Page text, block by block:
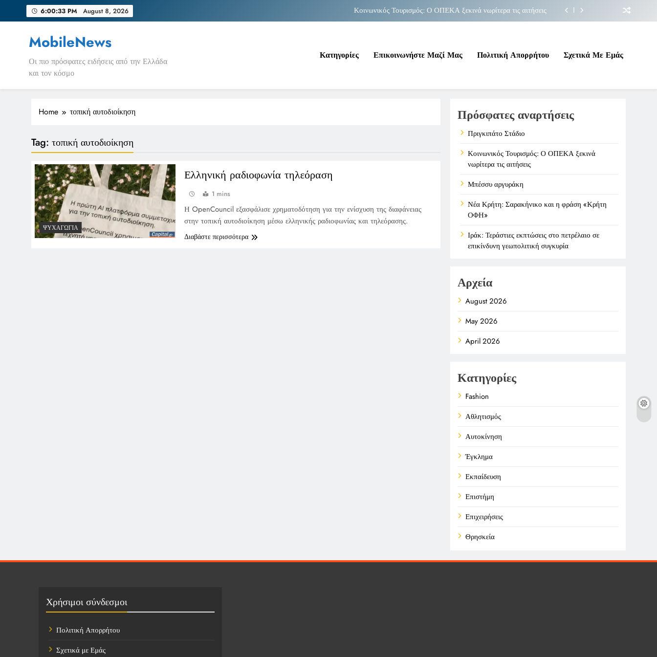
6:00:33 PM August 8, 2026
Κοινωνικός Τουρισμός: Ο ΟΠΕΚΑ ξεκινά νωρίτερα τις αιτήσεις
Νέα Κρήτη: Σαρακήνικο και η φράση «Κρήτη ΟΦΗ»
Κοινωνικός Τουρισμός: Ο ΟΠΕΚΑ ξεκινά νωρίτερα τις αιτήσεις
Μπέσσυ αργυράκη
Νέα Κρήτη: Σαρακήνικο και η φράση «Κρήτη ΟΦΗ»
MobileNews
Οι πιο πρόσφατες ειδήσεις από την Ελλάδα
και τον κόσμο
Κατηγορίες Επικοινωνήστε Μαζί Μας Πολιτική Απορρήτου Σχετικά Με Εμάς
Home τοπική αυτοδιοίκηση
Tag: τοπική αυτοδιοίκηση
ΨΥΧΑΓΩΓΊΑ
Ελληνική ραδιοφωνία τηλεόραση
1 mins
Η OpenCouncil εξασφάλισε χρηματοδότηση για την ενίσχυση της διαφάνειας
στην τοπική αυτοδιοίκηση μέσω ελληνικής ραδιοφωνίας και τηλεόρασης.
Διαβάστε περισσότερα
Πρόσφατες αναρτήσεις
Πριγκιπάτο Στάδιο
Κοινωνικός Τουρισμός: Ο ΟΠΕΚΑ ξεκινά
νωρίτερα τις αιτήσεις
Μπέσσυ αργυράκη
Νέα Κρήτη: Σαρακήνικο και η φράση «Κρήτη
ΟΦΗ»
Ιράκ: Τεράστιες εκπτώσεις στο πετρέλαιο σε
επικίνδυνη γεωπολιτική συγκυρία
Αρχεία
August 2026
May 2026
April 2026
Κατηγορίες
Fashion
Αθλητισμός
Αυτοκίνηση
Έγκλημα
Εκπαίδευση
Επιστήμη
Επιχειρήσεις
Θρησκεία
Χρήσιμοι σύνδεσμοι
Πολιτική Απορρήτου
Σχετικά με Εμάς